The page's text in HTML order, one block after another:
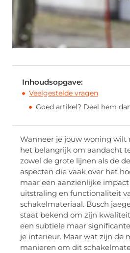
Inhoudsopgave:
Veelgestelde vragen
Goed artikel? Deel hem
Wanneer je jouw woning wilt
het belangrijk om aandacht
zowel de grote lijnen als de
aspecten die vaak over het
maar een aanzienlijke
uitstraling en functionaliteit
schakelmateriaal. Busch
staat bekend om zijn
een subtiele maar
je interieur. Maar wat zijn de
manieren om dit